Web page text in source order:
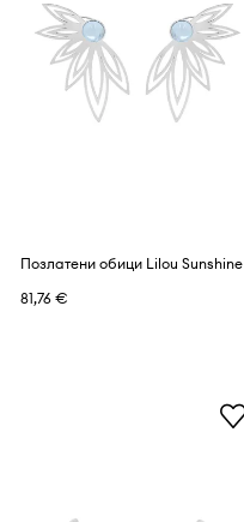
Позлатени обици Lilou Sunshine
81,76 €